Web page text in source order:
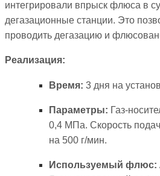
интегрировали впрыск флюса в
дегазационные станции. Это
проводить дегазацию и
Реализация:
Время: 3 дня на
Параметры: Газ-
0,4 МПа. Скорость
на 500 г/мин.
Используемый флюс: